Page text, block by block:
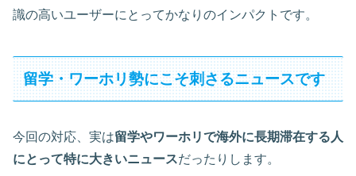
識の高いユーザーにとってかなりのインパクトです。
留学・ワーホリ勢にこそ刺さるニュースです
今回の対応、実は留学やワーホリで海外に長期滞在する人
にとって特に大きいニュースだったりします。